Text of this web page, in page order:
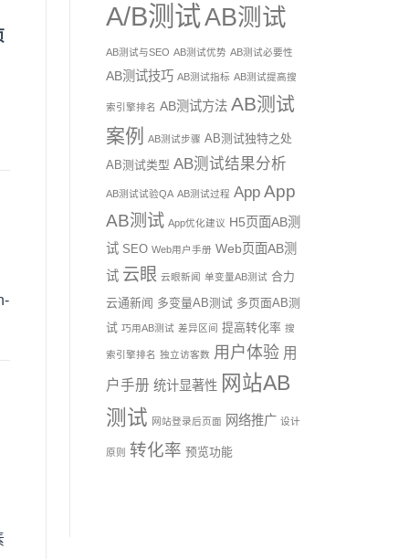
A/B测试AB测试
AB测试与SEO AB测试优势 AB测试必要性
AB测试技巧 AB测试指标 AB测试提高搜
索引擎排名 AB测试方法 AB测试
案例
AB测试步骤 AB测试独特之处
AB测试类型 AB测试结果分析
AB测试试验QA AB测试过程 App App
AB测试 App优化建议 H5页面AB测
试 SEO Web用户手册 Web页面AB测
试 云眼 云眼新闻 单变量AB测试 合力
云通新闻 多变量AB测试 多页面AB测
试 巧用AB测试 差异区间 提高转化率 搜
索引擎排名 独立访客数 用户体验 用
户手册 统计显著性 网站AB
测试 网站登录后页面 网络推广 设计
原则 转化率 预览功能